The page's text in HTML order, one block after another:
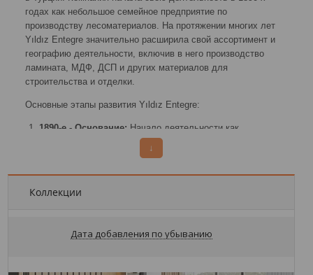
годах как небольшое семейное предприятие по
производству лесоматериалов. На протяжении многих лет
Yıldız Entegre значительно расширила свой ассортимент и
географию деятельности, включив в него производство
ламината, МДФ, ДСП и других материалов для
строительства и отделки.
Основные этапы развития Yıldız Entegre:
1890-е - Основание: Начало деятельности как
семейного предприятия по производству
1950-е - Расширение производства:Выход на рынок
производства строительных материалов, таких как
современных производственных мощностей и
↓
Коллекции
Дата добавления по убыванию